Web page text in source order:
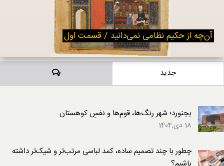
آن‌چه از حکیم نظامی نمی‌دانید / قسمت اول
جدید دیدگاه‌ها
بجنورد؛ شهر رنگ‌ها، قوم‌ها و نفسِ کوهستان
18 دی,1404
چطور با چند تصمیم ساده، کمد لباسی مرتب‌تر و شیک‌تر داشته